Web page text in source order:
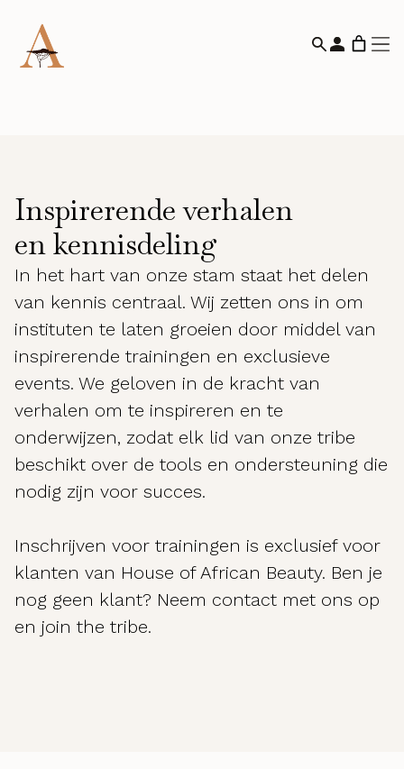
Inspirerende verhalen
en kennisdeling
In het hart van onze stam staat het delen
van kennis centraal. Wij zetten ons in om
instituten te laten groeien door middel van
inspirerende trainingen en exclusieve
events. We geloven in de kracht van
verhalen om te inspireren en te
onderwijzen, zodat elk lid van onze tribe
beschikt over de tools en ondersteuning die
nodig zijn voor succes.
Inschrijven voor trainingen is exclusief voor
klanten van House of African Beauty. Ben je
nog geen klant? Neem contact met ons op
en join the tribe.